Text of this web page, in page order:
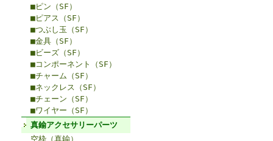
■ピン（SF）
■ピアス（SF）
■つぶし玉（SF）
■金具（SF）
■ビーズ（SF）
■コンポーネント（SF）
■チャーム（SF）
■ネックレス（SF）
■チェーン（SF）
■ワイヤー（SF）
真鍮アクセサリーパーツ
空枠（真鍮）